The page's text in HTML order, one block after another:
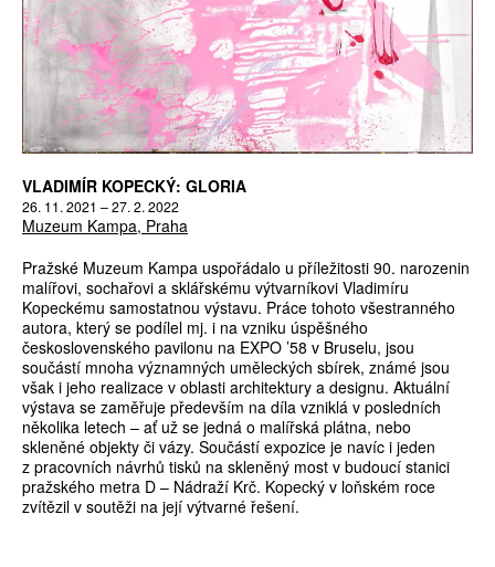
VLADIMÍR KOPECKÝ: GLORIA
26. 11. 2021 – 27. 2. 2022
Muzeum Kampa, Praha
Pražské Muzeum Kampa uspořádalo u příležitosti 90. narozenin
malířovi, sochařovi a sklářskému výtvarníkovi Vladimíru
Kopeckému samostatnou výstavu. Práce tohoto všestranného
autora, který se podílel mj. i na vzniku úspěšného
československého pavilonu na EXPO ’58 v Bruselu, jsou
součástí mnoha významných uměleckých sbírek, známé jsou
však i jeho realizace v oblasti architektury a designu. Aktuální
výstava se zaměřuje především na díla vzniklá v posledních
několika letech – ať už se jedná o malířská plátna, nebo
skleněné objekty či vázy. Součástí expozice je navíc i jeden
z pracovních návrhů tisků na skleněný most v budoucí stanici
pražského metra D – Nádraží Krč. Kopecký v loňském roce
zvítězil v soutěži na její výtvarné řešení.